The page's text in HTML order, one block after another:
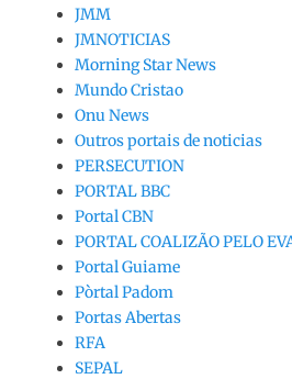
JMM
JMNOTICIAS
Morning Star News
Mundo Cristao
Onu News
Outros portais de noticias
PERSECUTION
PORTAL BBC
Portal CBN
PORTAL COALIZÃO PELO
Portal Guiame
Pòrtal Padom
Portas Abertas
RFA
SEPAL